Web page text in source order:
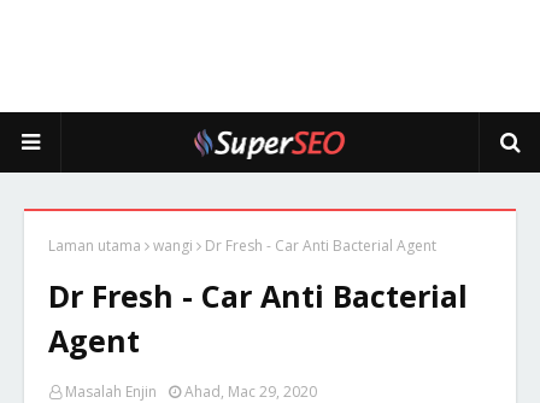
Laman utama wangi Dr Fresh - Car Anti Bacterial Agent
Dr Fresh - Car Anti Bacterial
Agent
Masalah Enjin Ahad, Mac 29, 2020